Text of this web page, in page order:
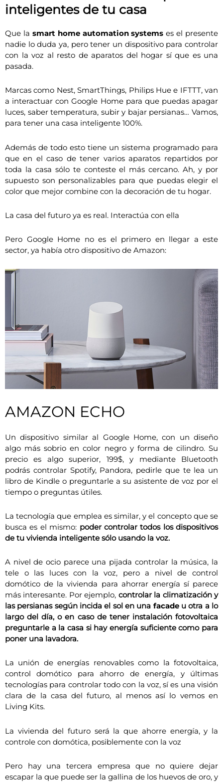
inteligentes de tu casa
Que la smart home automation systems es el presente
nadie lo duda ya, pero tener un dispositivo para controlar
con la voz al resto de aparatos del hogar sí que es una
pasada.
Marcas como Nest, SmartThings, Philips Hue e IFTTT, van
a interactuar con Google Home para que puedas apagar
luces, saber temperatura, subir y bajar persianas… Vamos,
para tener una casa inteligente 100%.
Además de todo esto tiene un sistema programado para
que en el caso de tener varios aparatos repartidos por
toda la casa sólo te conteste el más cercano. Ah, y por
supuesto son personalizables para que puedas elegir el
color que mejor combine con la decoración de tu hogar.
La casa del futuro ya es real. Interactúa con ella
Pero Google Home no es el primero en llegar a este
sector, ya había otro dispositivo de Amazon:
AMAZON ECHO
Un dispositivo similar al Google Home, con un diseño
algo más sobrio en color negro y forma de cilindro. Su
precio es algo superior, 199$, y mediante Bluetooth
podrás controlar Spotify, Pandora, pedirle que te lea un
libro de Kindle o preguntarle a su asistente de voz por el
tiempo o preguntas útiles.
La tecnología que emplea es similar, y el concepto que se
busca es el mismo: poder controlar todos los dispositivos
de tu vivienda inteligente sólo usando la voz.
A nivel de ocio parece una pijada controlar la música, la
tele o las luces con la voz, pero a nivel de control
domótico de la vivienda para ahorrar energía sí parece
más interesante. Por ejemplo, controlar la climatización y
las persianas según incida el sol en una facadeu otra a lo
largo del día, o en caso de tener instalación fotovoltaica
preguntarle a la casa si hay energía suficiente como para
poner una lavadora.
La unión de energías renovables como la fotovoltaica,
control domótico para ahorro de energía, y últimas
tecnologías para controlar todo con la voz, sí es una visión
clara de la casa del futuro, al menos así lo vemos en
Living Kits.
La vivienda del futuro será la que ahorre energía, y la
controle con domótica, posiblemente con la voz
Pero hay una tercera empresa que no quiere dejar
escapar la que puede ser la gallina de los huevos de oro, y